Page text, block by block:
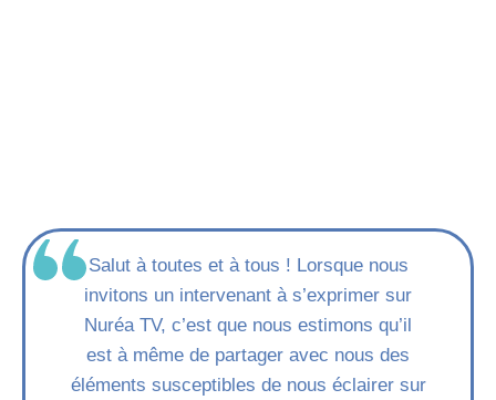
Salut à toutes et à tous ! Lorsque nous
invitons un intervenant à s’exprimer sur
Nuréa TV, c’est que nous estimons qu’il
est à même de partager avec nous des
éléments susceptibles de nous éclairer sur